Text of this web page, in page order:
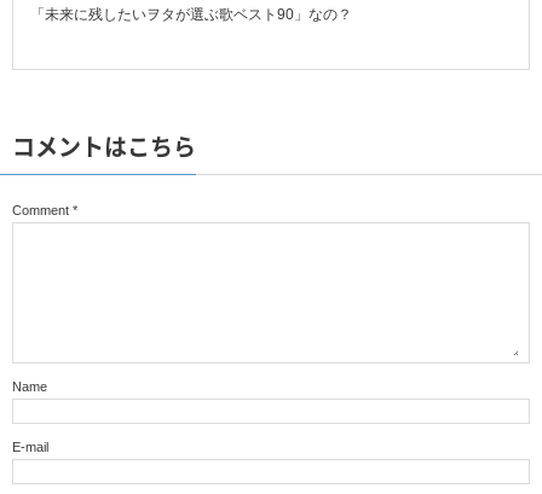
「未来に残したいヲタが選ぶ歌ベスト90」なの？
コメントはこちら
Comment *
Name
E-mail